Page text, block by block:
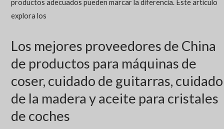
productos adecuados pueden marcar la diferencia. Este artículo
explora los
Los mejores proveedores de China
de productos para máquinas de
coser, cuidado de guitarras, cuidado
de la madera y aceite para cristales
de coches